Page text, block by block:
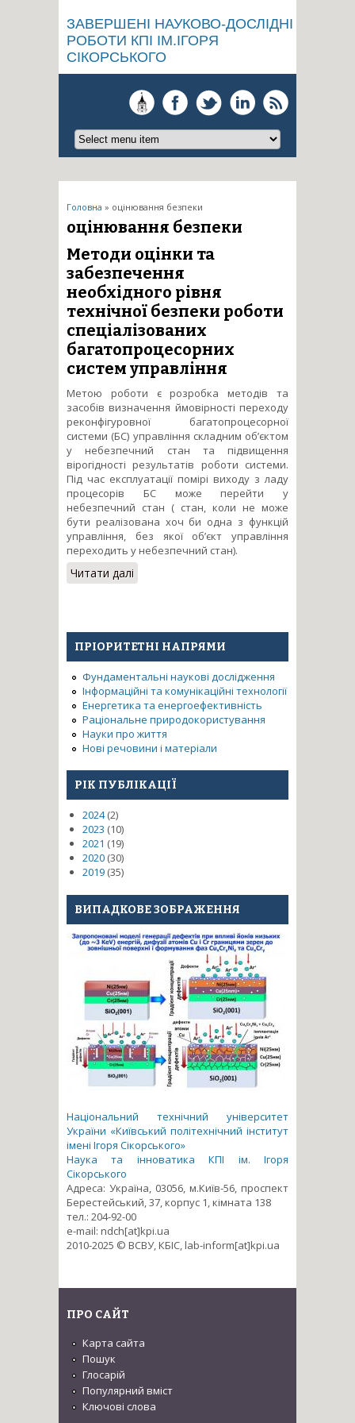
ЗАВЕРШЕНІ НАУКОВО-ДОСЛІДНІ
РОБОТИ КПІ ІМ.ІГОРЯ
СІКОРСЬКОГО
Ви є тут
Головна » оцінювання безпеки
оцінювання безпеки
Методи оцінки та
забезпечення
необхідного рівня
технічної безпеки роботи
спеціалізованих
багатопроцесорних
систем управління
Метою роботи є розробка методів та
засобів визначення ймовірності переходу
реконфігуровної багатопроцесорної
системи (БС) управління складним об’єктом
у небезпечний стан та підвищення
вірогідності результатів роботи системи.
Під час експлуатації помірі виходу з ладу
процесорів БС може перейти у
небезпечний стан ( стан, коли не може
бути реалізована хоч би одна з функцій
управління, без якої об’єкт управління
переходить у небезпечний стан).
Читати далі
забезпечення необхідного
багатопроцесорних систем
управління
ПРІОРИТЕТНІ НАПРЯМИ
Фундаментальні наукові дослідження
Інформаційні та комунікаційні технології
Енергетика та енергоефективність
Раціональне природокористування
Науки про життя
Нові речовини і матеріали
РІК ПУБЛІКАЦІЇ
2024(2)
2023 (10)
2021 (19)
2020 (30)
2019 (35)
ВИПАДКОВЕ ЗОБРАЖЕННЯ
Національний технічний університет
України «Київський політехнічний інститут
імені Ігоря Сікорського»
Наука та інноватика КПІ ім. Ігоря
Сікорського
Адреса: Україна, 03056, м.Київ-56, проспект
Берестейський, 37, корпус 1, кімната 138
тел.: 204-92-00
e-mail: ndch[at]kpi.ua
2010-2025 © ВСВУ, КБІС, lab-inform[at]kpi.ua
ПРО САЙТ
Карта сайта
Пошук
Глосарій
Популярний вміст
Ключові слова